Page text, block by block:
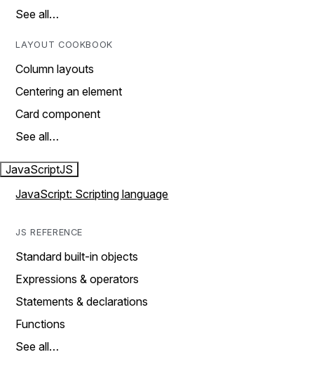
See all…
LAYOUT COOKBOOK
Column layouts
Centering an element
Card component
See all…
JavaScriptJS
JavaScript: Scripting language
JS REFERENCE
Standard built-in objects
Expressions & operators
Statements & declarations
Functions
See all…